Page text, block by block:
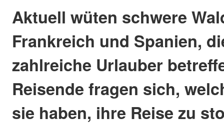
Aktuell wüten schwere
Frankreich und Spanien,
zahlreiche Urlauber
Reisende fragen sich,
sie haben, ihre Reise zu